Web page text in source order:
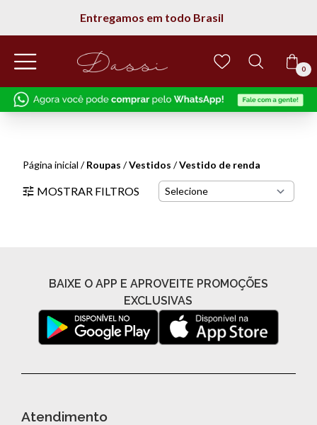
Entregamos em todo Brasil
0
Página inicial /Roupas /Vestidos /Vestido de renda
MOSTRAR FILTROS
BAIXE O APP E APROVEITE PROMOÇÕES
EXCLUSIVAS
Atendimento